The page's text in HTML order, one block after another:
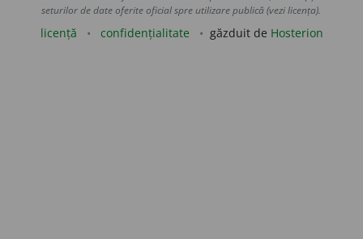
seturilor de date oferite oficial spre utilizare publică (vezi licența).
licență confidențialitate găzduit de Hosterion